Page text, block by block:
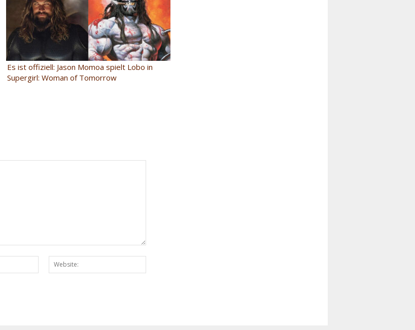
Es ist offiziell: Jason Momoa spielt Lobo in
Supergirl: Woman of Tomorrow
Email:*